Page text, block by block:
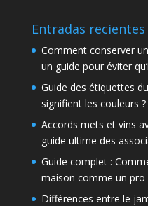
Entradas recientes
Comment conserver
un guide pour éviter
Guide des étiquettes
signifient les couleurs ?
Accords mets et vins
guide ultime des
Guide complet :
maison comme un pro
Différences entre le